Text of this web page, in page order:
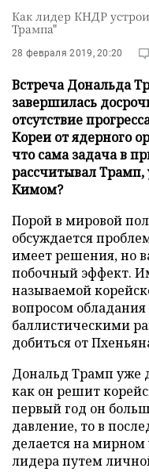
Как лидер КНДР
Трампа"
28 февраля 2019, 20:20
Встреча Дональда
завершилась
отсутствие
Кореи от ядерного
что сама задача в
рассчитывал Трамп,
Кимом?
Порой в мировой
обсуждается
имеет решения, но
побочный эффект.
называемой
вопросом
баллистическими
добиться от
Дональд Трамп уже
как он решит
первый год он
давление, то в
делается на мирном
лидера путем